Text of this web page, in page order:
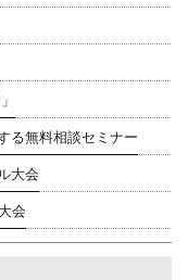
る無料相談セミナー
大会
会